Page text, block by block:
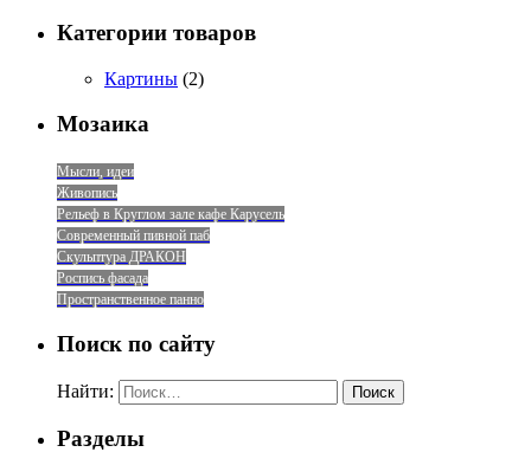
Категории товаров
Картины (2)
Мозаика
Мысли, идеи
Живопись
Рельеф в Круглом зале кафе Карусель
Современный пивной паб
Скульптура ДРАКОН
Роспись фасада
Пространственное панно
Поиск по сайту
Найти:
Разделы